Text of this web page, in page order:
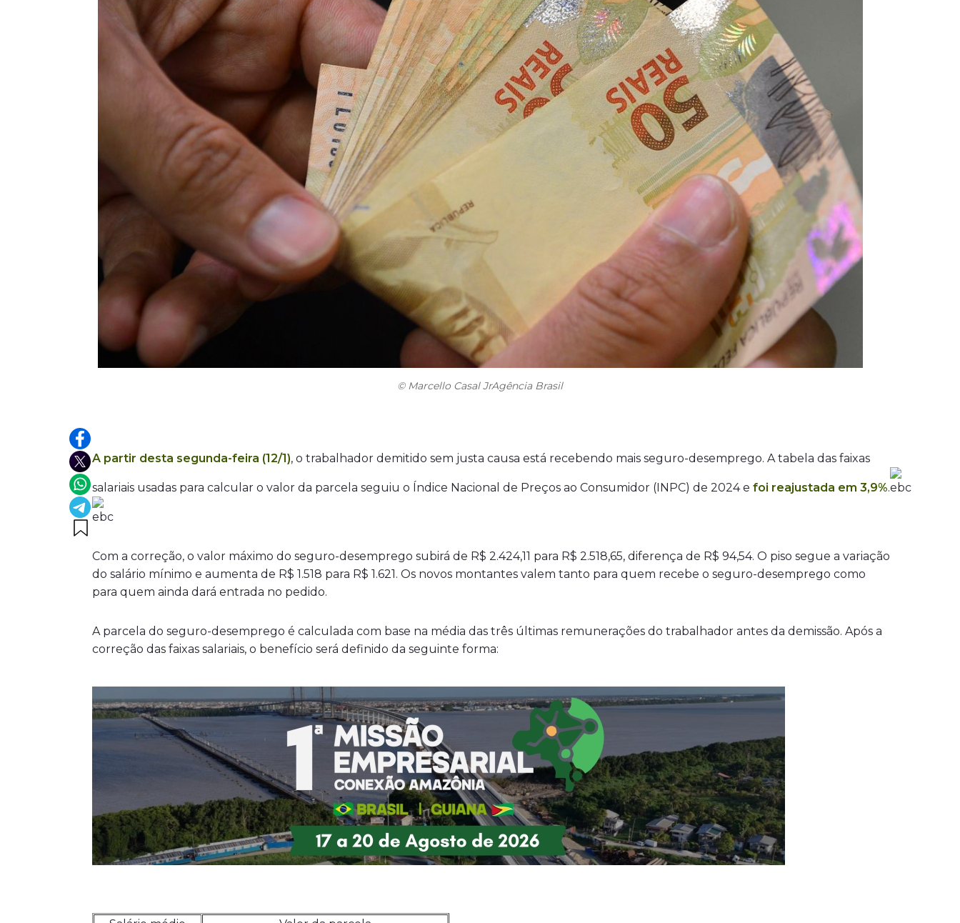
© Marcello Casal JrAgência Brasil
A partir desta segunda-feira (12/1), o trabalhador demitido sem justa causa está recebendo mais seguro-desemprego. A tabela das faixas
salariais usadas para calcular o valor da parcela seguiu o Índice Nacional de Preços ao Consumidor (INPC) de 2024 e foi reajustada em 3,9%.
Com a correção, o valor máximo do seguro-desemprego subirá de R$ 2.424,11 para R$ 2.518,65, diferença de R$ 94,54. O piso segue a variação
do salário mínimo e aumenta de R$ 1.518 para R$ 1.621. Os novos montantes valem tanto para quem recebe o seguro-desemprego como
para quem ainda dará entrada no pedido.
A parcela do seguro-desemprego é calculada com base na média das três últimas remunerações do trabalhador antes da demissão. Após a
correção das faixas salariais, o benefício será definido da seguinte forma: